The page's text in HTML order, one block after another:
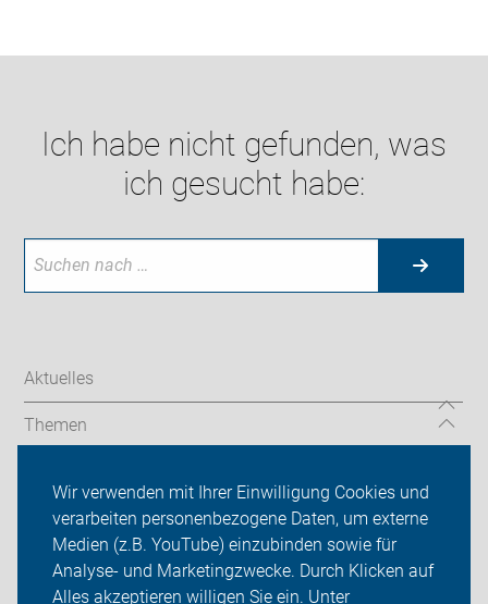
Wir verwenden mit Ihrer Einwilligung Cookies und
verarbeiten personenbezogene Daten, um externe
Medien (z.B. YouTube) einzubinden sowie für
Analyse- und Marketingzwecke. Durch Klicken auf
Alles akzeptieren willigen Sie ein. Unter
Ich habe nicht gefunden, was
ich gesucht habe:
Aktuelles
Themen
Über uns
Sei dabei